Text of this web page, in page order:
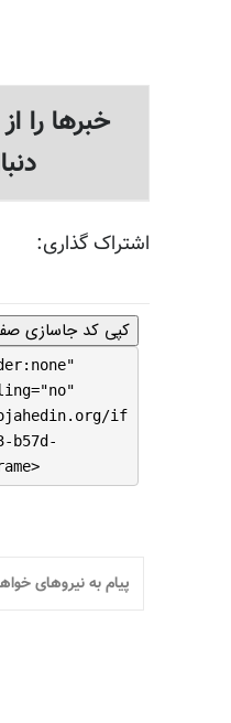
خبرها را
اشتراک گذاری:
کپی کد جاسازی
if
b57d-
پیام به نیروهای